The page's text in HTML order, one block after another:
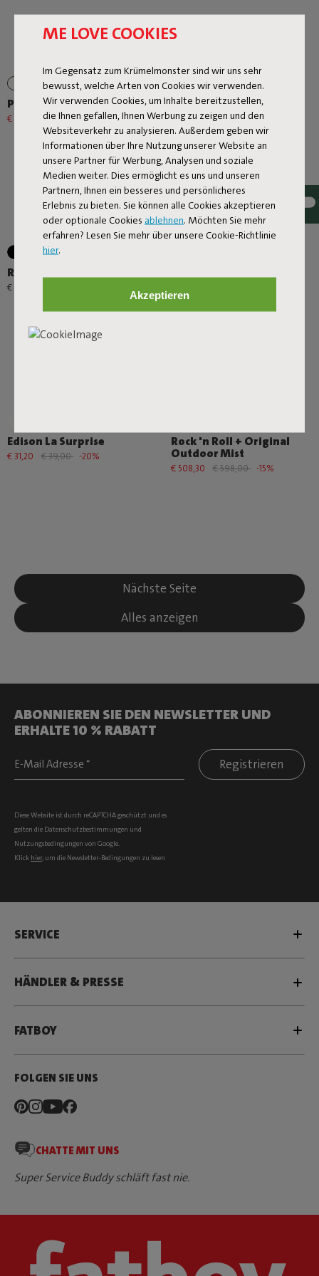
ME LOVE COOKIES
Im Gegensatz zum Krümelmonster sind wir uns sehr
bewusst, welche Arten von Cookies wir verwenden.
Wir verwenden Cookies, um Inhalte bereitzustellen,
die Ihnen gefallen, Ihnen Werbung zu zeigen und den
Websiteverkehr zu analysieren. Außerdem geben wir
Informationen über Ihre Nutzung unserer Website an
unsere Partner für Werbung, Analysen und soziale
Medien weiter. Dies ermöglicht es uns und unseren
Partnern, Ihnen ein besseres und persönlicheres
Erlebnis zu bieten. Sie können alle Cookies akzeptieren
oder optionale Cookies ablehnen. Möchten Sie mehr
erfahren? Lesen Sie mehr über unsere Cookie-Richtlinie
hier.
Akzeptieren
Prêt A Racket
€ 79,20 € 99,00 -20%
+1
Oloha Trio
€ 167,20 € 209,00 -20%
Rock 'n Roll
€ 299,00
Edison La Surprise
€ 31,20 € 39,00 -20%
Rock 'n Roll + Original
Outdoor Mist
€ 508,30 € 598,00 -15%
Nächste Seite
Alles anzeigen
ABONNIEREN SIE DEN NEWSLETTER UND
ERHALTE 10 % RABATT
Registrieren
Diese Website ist durch reCAPTCHA geschützt und es
gelten die Datenschutzbestimmungen und
Nutzungsbedingungen von Google.
Klick hier, um die Newsletter-Bedingungen zu lesen
SERVICE
HÄNDLER & PRESSE
FATBOY
FOLGEN SIE UNS
CHATTE MIT UNS
Super Service Buddy schläft fast nie.